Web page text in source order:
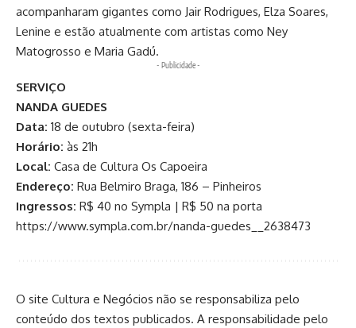
acompanharam gigantes como Jair Rodrigues, Elza Soares,
Lenine e estão atualmente com artistas como Ney
Matogrosso e Maria Gadú.
- Publicidade -
SERVIÇO
NANDA GUEDES
Data: 18 de outubro (sexta-feira)
Horário: às 21h
Local: Casa de Cultura Os Capoeira
Endereço: Rua Belmiro Braga, 186 – Pinheiros
Ingressos: R$ 40 no Sympla | R$ 50 na porta
https://www.sympla.com.br/nanda-guedes__2638473
O site Cultura e Negócios não se responsabiliza pelo
conteúdo dos textos publicados. A responsabilidade pelo